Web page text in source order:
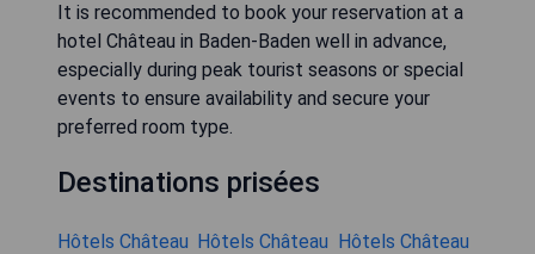
It is recommended to book your reservation at a
hotel Château in Baden-Baden well in advance,
especially during peak tourist seasons or special
events to ensure availability and secure your
preferred room type.
Destinations prisées
Hôtels Château Hôtels Château Hôtels Château